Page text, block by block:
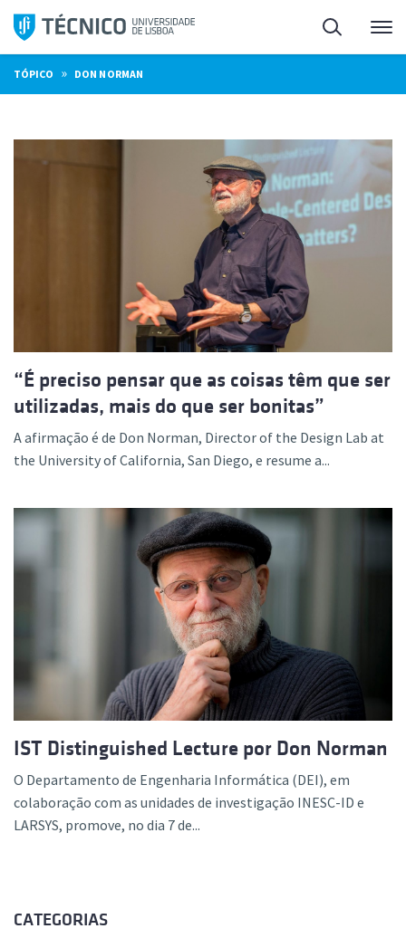
Saltar
para
o
conteúdo
Pesquisa
TÓPICO » DON NORMAN
“É preciso pensar que as coisas têm que ser
utilizadas, mais do que ser bonitas”
A afirmação é de Don Norman, Director of the Design Lab at
the University of California, San Diego, e resume a...
IST Distinguished Lecture por Don Norman
O Departamento de Engenharia Informática (DEI), em
colaboração com as unidades de investigação INESC-ID e
LARSYS, promove, no dia 7 de...
CATEGORIAS